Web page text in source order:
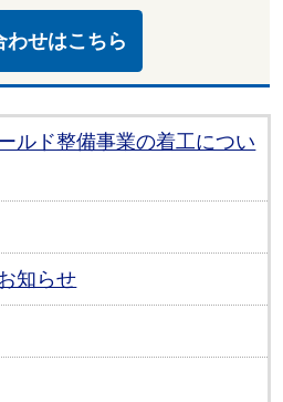
わせはこちら
ルド整備事業の着工につい
知らせ